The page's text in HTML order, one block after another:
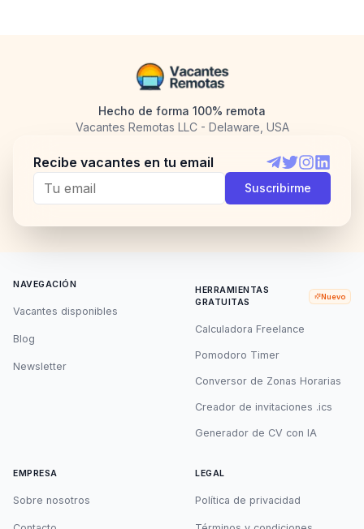
Hecho de forma 100% remota
Vacantes Remotas LLC - Delaware, USA
Recibe vacantes en tu email
Telegram
TwitterInstagram
Suscribirme
NAVEGACIÓN
Vacantes disponibles
Blog
Newsletter
HERRAMIENTAS
GRATUITAS
Nuevo
Calculadora Freelance
Pomodoro Timer
Conversor de Zonas Horarias
Creador de invitaciones .ics
Generador de CV con IA
EMPRESA
Sobre nosotros
LEGAL
Política de privacidad